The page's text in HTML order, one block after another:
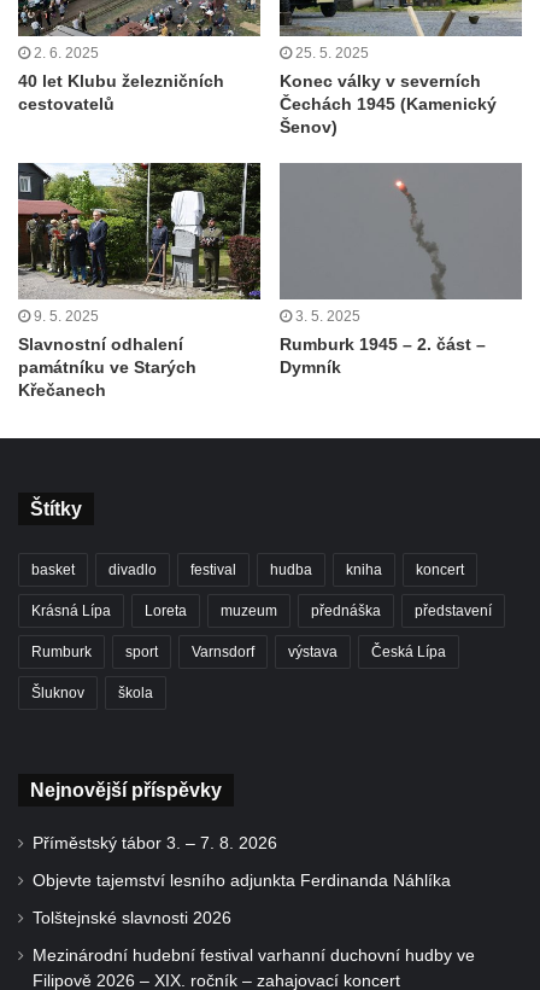
2. 6. 2025
40 let Klubu železničních
cestovatelů
25. 5. 2025
Konec války v severních
Čechách 1945 (Kamenický
Šenov)
9. 5. 2025
Slavnostní odhalení
památníku ve Starých
Křečanech
3. 5. 2025
Rumburk 1945 – 2. část –
Dymník
Štítky
basket divadlo festival hudba kniha koncert
Krásná Lípa Loreta muzeum přednáška představení
Rumburk sport Varnsdorf výstava Česká Lípa
Šluknov škola
Nejnovější příspěvky
Příměstský tábor 3. – 7. 8. 2026
Objevte tajemství lesního adjunkta Ferdinanda Náhlíka
Tolštejnské slavnosti 2026
Mezinárodní hudební festival varhanní duchovní hudby ve
Filipově 2026 – XIX. ročník – zahajovací koncert